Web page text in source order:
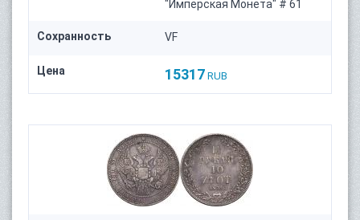
"Имперская Монета" # 61
Сохранность VF
Цена 15317 RUB